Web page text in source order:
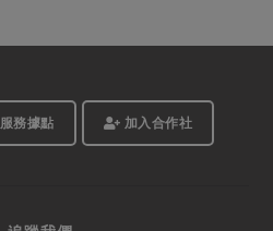
服務據點 加入合作社